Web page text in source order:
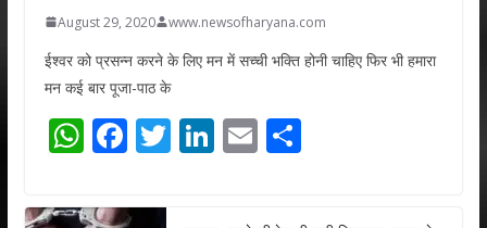
August 29, 2020 www.newsofharyana.com
ईश्वर को प्रसन्न करने के लिए मन में सच्ची भक्ति होनी चाहिए फिर भी हमारा
मन कई बार पूजा-पाठ के
W
at
F
e
T Li E S